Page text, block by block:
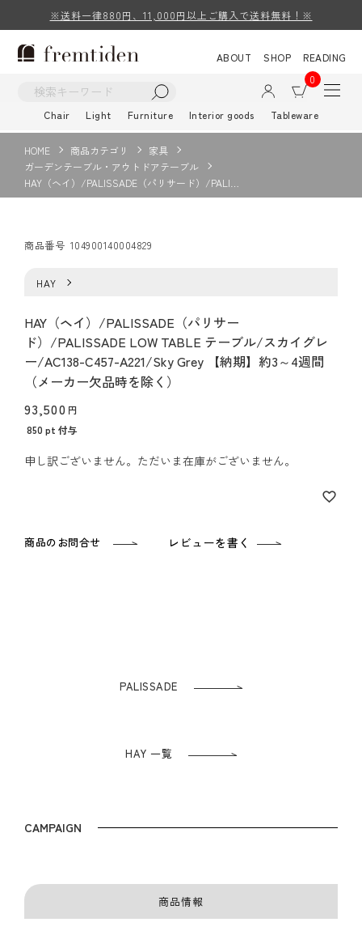
※送料一律880円、11,000円以上ご購入で送料無料！※
ABOUT SHOP
READING
0
Chair Light Furniture Interior goods Tableware
HOME 商品カテゴリ
家具
ガーデンテーブル・アウトドアテーブル
HAY（ヘイ）/PALISSADE（パリサード）/PALI…
商品番号 104900140004829
HAY
HAY（ヘイ）/PALISSADE（パリサー
ド）/PALISSADE LOW TABLE テーブル/スカイグレ
ー/AC138-C457-A221/Sky Grey 【納期】約3～4週間
（メーカー欠品時を除く）
93,500
850 pt 付与
申し訳ございません。ただいま在庫がございません。
商品のお問合せ レビューを書く
PALISSADE
HAY 一覧
CAMPAIGN
商品情報